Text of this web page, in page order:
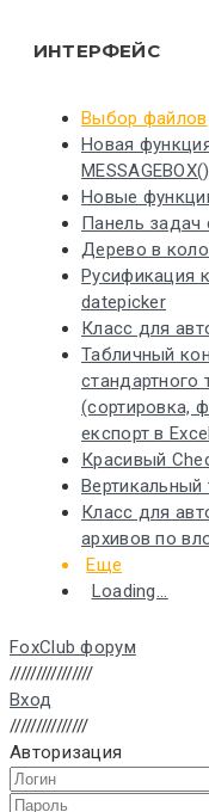
ИНТЕРФЕЙС
Выбор файлов
Новая
Новые
Панель задач
Дерево в
Русификация
datepicker
Класс для
Табличный
стандартного
(сортировка,
експорт в
Красивый
Вертикальный
Класс для
архивов по
Еще
Loading...
FoxClub форум
////////////////
Вход
///////////////
Авторизация